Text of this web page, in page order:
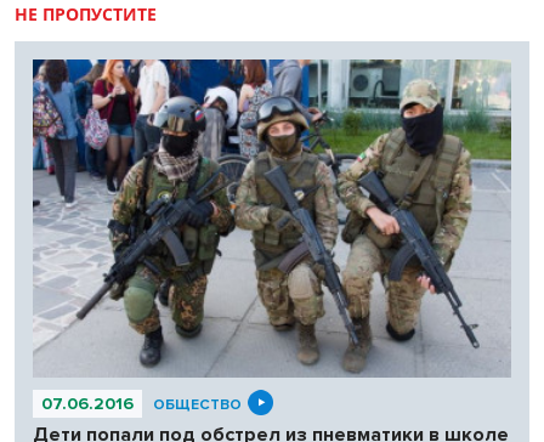
НЕ ПРОПУСТИТЕ
07.06.2016 ОБЩЕСТВО
Дети попали под обстрел из пневматики в школе